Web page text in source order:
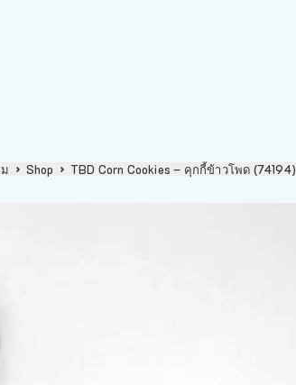
Shop TBD Corn Cookies – คุกกี้ข้าวโพด (74194)